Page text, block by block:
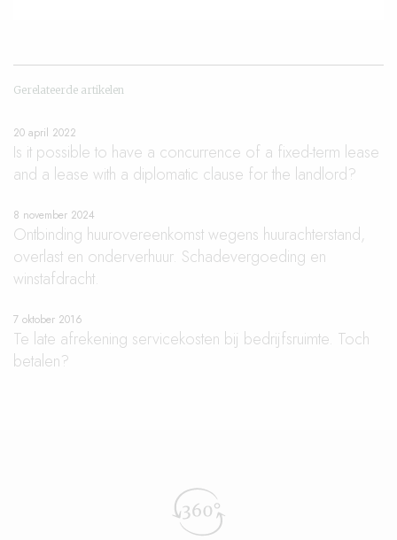
Gerelateerde artikelen
20 april 2022
Is it possible to have a concurrence of a fixed-term lease
and a lease with a diplomatic clause for the landlord?
8 november 2024
Ontbinding huurovereenkomst wegens huurachterstand,
overlast en onderverhuur. Schadevergoeding en
winstafdracht.
7 oktober 2016
Te late afrekening servicekosten bij bedrijfsruimte. Toch
betalen?